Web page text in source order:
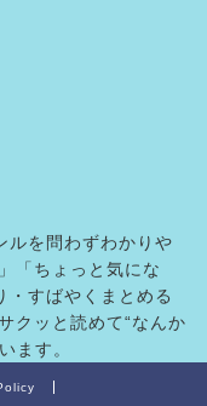
ルを問わずわかりや
「ちょっと気にな
・すばやくまとめる
クッと読めて“なんか
ます。